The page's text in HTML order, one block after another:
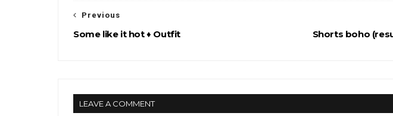
Shorts boho
Previous
Some like it hot ♦ Outfit
LEAVE A COMMENT